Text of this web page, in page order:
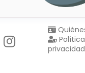
privacidad